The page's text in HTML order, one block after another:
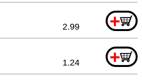
+
2.99
+
1.24